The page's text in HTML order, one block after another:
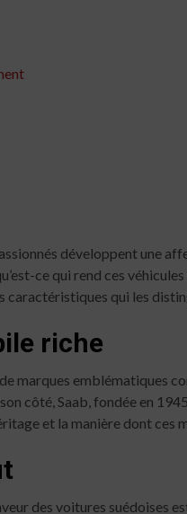
développent une
ce qui rend ces
caractéristiques qui les
riche
marques emblématiques
côté, Saab, fondée en
et la manière dont ces
des voitures suédoises